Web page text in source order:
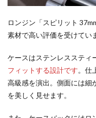
ロンジン「スピリット
素材で高い評価を受けてい
ケースはステンレススティ
フィットする設計です。仕
高級感を演出。側面には細
を美しく見せます。